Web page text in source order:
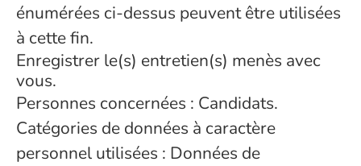
énumérées ci-dessus peuvent être utilisées
à cette fin.
Enregistrer le(s) entretien(s) menès avec
vous.
Personnes concernées : Candidats.
Catégories de données à caractère
personnel utilisées : Données de